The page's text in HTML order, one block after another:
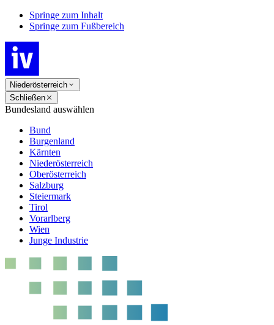
Springe zum Inhalt
Springe zum Fußbereich
Niederösterreich
Schließen
Bundesland auswählen
Bund
Burgenland
Kärnten
Niederösterreich
Oberösterreich
Salzburg
Steiermark
Tirol
Vorarlberg
Wien
Junge Industrie